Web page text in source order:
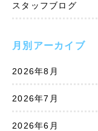
スタッフブログ
月別アーカイブ
2026年8月
2026年7月
2026年6月